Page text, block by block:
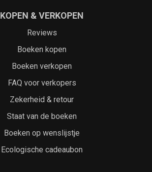
KOPEN & VERKOPEN
Reviews
Boeken kopen
Boeken verkopen
FAQ voor verkopers
Zekerheid & retour
Staat van de boeken
Boeken op wenslijstje
Ecologische cadeaubon